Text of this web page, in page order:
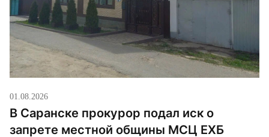
01.08.2026
В Саранске прокурор подал иск о
запрете местной общины МСЦ ЕХБ